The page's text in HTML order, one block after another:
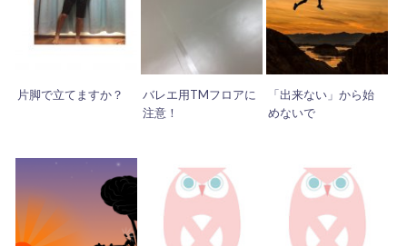
片脚で立てますか？
バレエ用TMフロアに
注意！
「出来ない」から始
めないで